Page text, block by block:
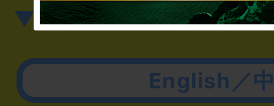
▼英語、中国語でのお問
English／